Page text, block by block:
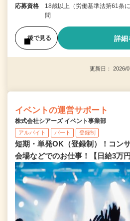
応募資格
18歳以上（労働基準法第61条
問
後で見る 詳細
更新日： 2026/
イベントの運営サポート
株式会社シアーズ イベント事業部
アルバイト パート 登録制
短期・単発OK（登録制）！コン
会場などでのお仕事！【日給3万